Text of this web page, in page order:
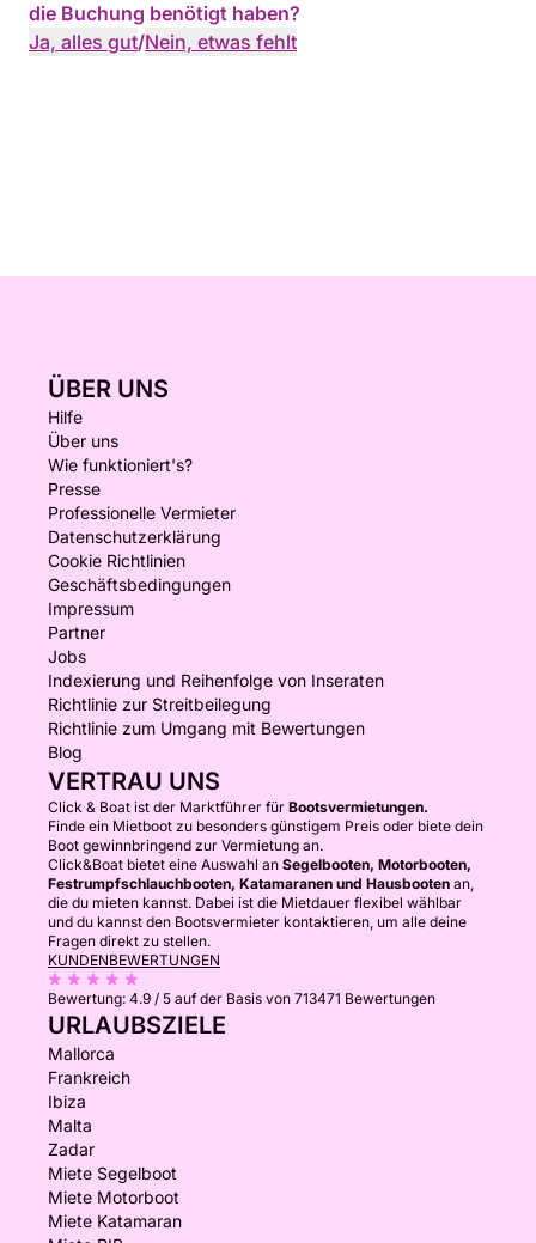
die Buchung benötigt haben?
Ja, alles gut/Nein, etwas fehlt
ÜBER UNS
Hilfe
Über uns
Wie funktioniert's?
Presse
Professionelle Vermieter
Datenschutzerklärung
Cookie Richtlinien
Geschäftsbedingungen
Impressum
Partner
Jobs
Indexierung und Reihenfolge von Inseraten
Richtlinie zur Streitbeilegung
Richtlinie zum Umgang mit Bewertungen
Blog
VERTRAU UNS
Click & Boat ist der Marktführer für Bootsvermietungen.
Finde ein Mietboot zu besonders günstigem Preis oder biete dein
Boot gewinnbringend zur Vermietung an.
Click&Boat bietet eine Auswahl an Segelbooten, Motorbooten,
Festrumpfschlauchbooten, Katamaranen und Hausbooten an,
die du mieten kannst. Dabei ist die Mietdauer flexibel wählbar
und du kannst den Bootsvermieter kontaktieren, um alle deine
Fragen direkt zu stellen.
KUNDENBEWERTUNGEN
Bewertung: 4.9 / 5 auf der Basis von 713471 Bewertungen
URLAUBSZIELE
Mallorca
Frankreich
Ibiza
Malta
Zadar
Miete Segelboot
Miete Motorboot
Miete Katamaran